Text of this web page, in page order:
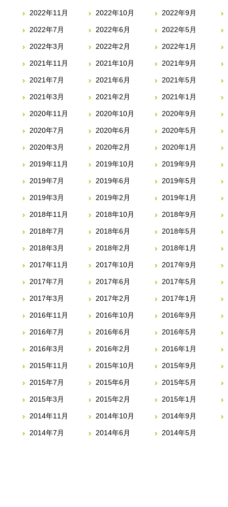
2022年11月 2022年10月 2022年9月
2022年7月 2022年6月 2022年5月
2022年3月 2022年2月 2022年1月
2021年11月 2021年10月 2021年9月
2021年7月 2021年6月 2021年5月
2021年3月 2021年2月 2021年1月
2020年11月 2020年10月 2020年9月
2020年7月 2020年6月 2020年5月
2020年3月 2020年2月 2020年1月
2019年11月 2019年10月 2019年9月
2019年7月 2019年6月 2019年5月
2019年3月 2019年2月 2019年1月
2018年11月 2018年10月 2018年9月
2018年7月 2018年6月 2018年5月
2018年3月 2018年2月 2018年1月
2017年11月 2017年10月 2017年9月
2017年7月 2017年6月 2017年5月
2017年3月 2017年2月 2017年1月
2016年11月 2016年10月 2016年9月
2016年7月 2016年6月 2016年5月
2016年3月 2016年2月 2016年1月
2015年11月 2015年10月 2015年9月
2015年7月 2015年6月 2015年5月
2015年3月 2015年2月 2015年1月
2014年11月 2014年10月 2014年9月
2014年7月 2014年6月 2014年5月